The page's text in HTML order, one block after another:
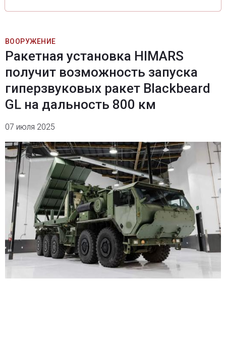
ВООРУЖЕНИЕ
Ракетная установка HIMARS
получит возможность запуска
гиперзвуковых ракет Blackbeard
GL на дальность 800 км
07 июля 2025